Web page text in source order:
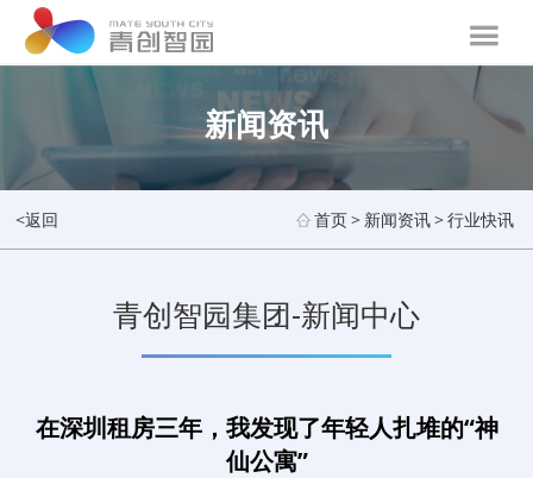
新闻资讯
<返回 首页> 新闻资讯>行业快讯
青创智园集团-新闻中心
在深圳租房三年，我发现了年轻人扎堆的“神
仙公寓”